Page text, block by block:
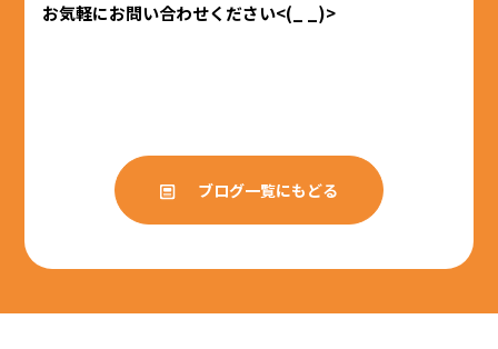
お気軽にお問い合わせください<(_ _)>
ブログ一覧にもどる